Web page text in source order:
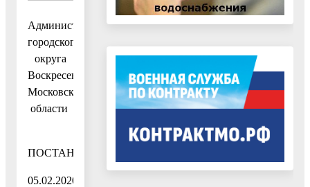
Администрация
городского
округа
Воскресенск
Московской
области
ПОСТАНОВЛЕНИЕ
05.02.2020